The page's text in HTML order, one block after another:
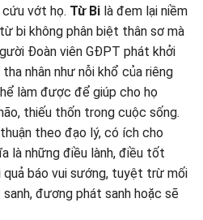
vớt họ. Từ Bi là đem lại niềm
bi không phân biệt thân sơ mà
Đoàn viên GĐPT phát khởi
nhân như nỗi khổ của riêng
làm được để giúp cho họ
thiếu thốn trong cuộc sống.
theo đạo lý, có ích cho
là những điều lành, điều tốt
báo vui sướng, tuyệt trừ mối
đương phát sanh hoặc sẽ